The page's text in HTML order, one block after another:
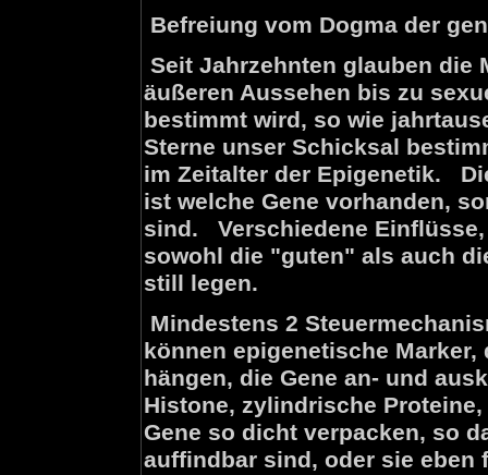
Befreiung vom Dogma der
Seit Jahrzehnten glauben die
äußeren Aussehen bis zu
bestimmt wird, so wie
Sterne unser Schicksal
im Zeitalter der Epigenetik.
ist welche Gene vorhanden,
sind. Verschiedene
sowohl die "guten" als auch
still legen.
Mindestens 2
können epigenetische
hängen, die Gene an- und
Histone, zylindrische
Gene so dicht verpacken, so
auffindbar sind, oder sie eben